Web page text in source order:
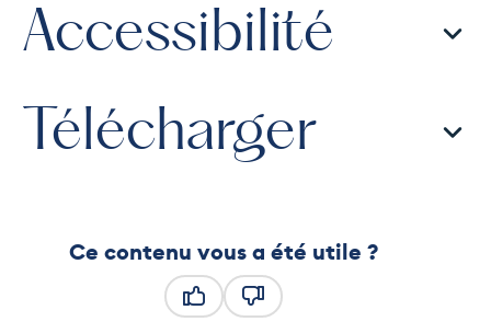
Accessibilité
Télécharger
Ce contenu vous a été utile ?